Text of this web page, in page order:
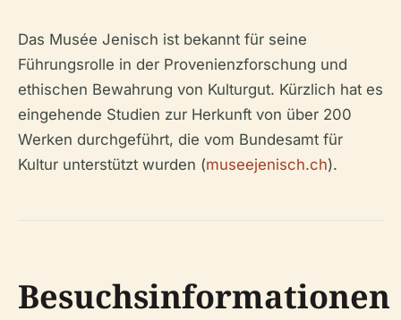
Das Musée Jenisch ist bekannt für seine
Führungsrolle in der Provenienzforschung und
ethischen Bewahrung von Kulturgut. Kürzlich hat es
eingehende Studien zur Herkunft von über 200
Werken durchgeführt, die vom Bundesamt für
Kultur unterstützt wurden (museejenisch.ch).
Besuchsinformationen